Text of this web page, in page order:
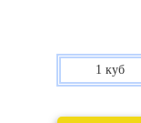
1 куб